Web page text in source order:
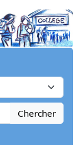
Chercher